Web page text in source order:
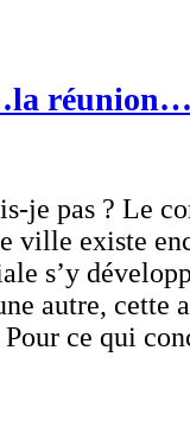
je pas ? Le
ville existe
s’y
autre, cette
ce qui